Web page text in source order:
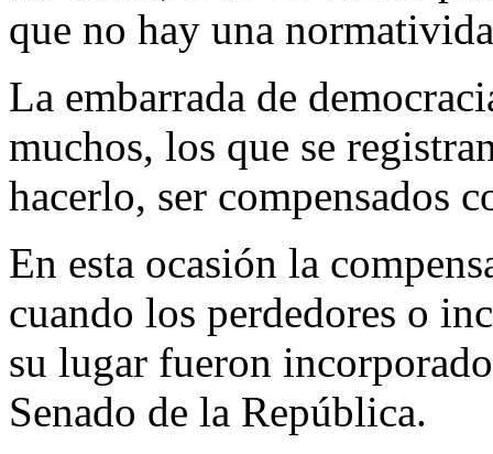
que no hay una
La embarrada de
muchos, los que se
hacerlo, ser compensados
En esta ocasión la
cuando los perdedores o
su lugar fueron
Senado de la República.